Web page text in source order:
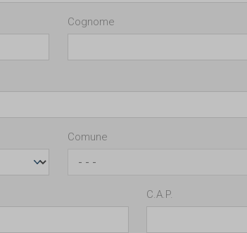
Cognome
Comune
C.A.P.